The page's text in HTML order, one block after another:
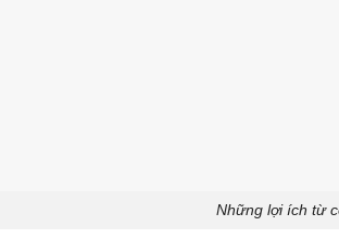
Những lợi ích từ